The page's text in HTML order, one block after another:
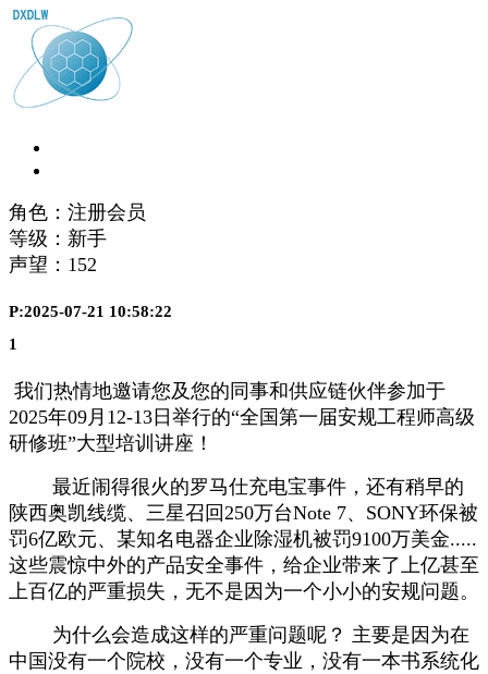
角色：注册会员
等级：新手
声望： 152
P:2025-07-21 10:58:22
1
我们热情地邀请您及您的同事和供应链伙伴参加于
2025年09月12-13日举行的“全国第一届安规工程师高级
研修班”大型培训讲座！
最近闹得很火的罗马仕充电宝事件，还有稍早的
陕西奥凯线缆、三星召回250万台Note 7、SONY环保被
罚6亿欧元、某知名电器企业除湿机被罚9100万美金.....
这些震惊中外的产品安全事件，给企业带来了上亿甚至
上百亿的严重损失，无不是因为一个小小的安规问题。
为什么会造成这样的严重问题呢？ 主要是因为在
中国没有一个院校，没有一个专业，没有一本书系统化